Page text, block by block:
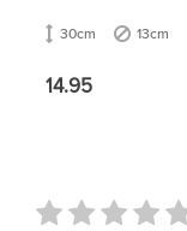
30cm 13cm
14.95